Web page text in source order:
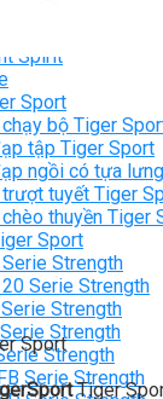
Spirit
Sport
bộ Tiger
tập Tiger Sport
ngồi có tựa
tuyết Tiger
thuyền Tiger
Sport
Serie Strength
20 Serie Strength
Strength
Strength
Strength
Serie Strength
Sport
Tiger